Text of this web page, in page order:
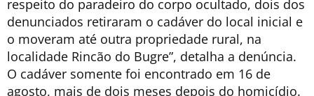
respeito do paradeiro do corpo ocultado, dois dos
denunciados retiraram o cadáver do local inicial e
o moveram até outra propriedade rural, na
localidade Rincão do Bugre”, detalha a denúncia.
O cadáver somente foi encontrado em 16 de
agosto, mais de dois meses depois do homicídio.